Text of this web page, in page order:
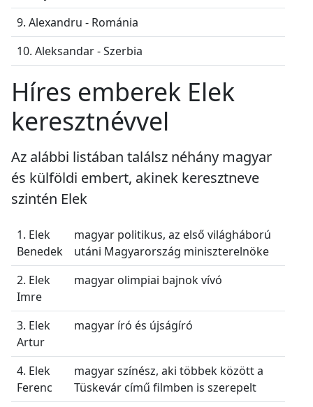
9. Alexandru - Románia
10. Aleksandar - Szerbia
Híres emberek Elek
keresztnévvel
Az alábbi listában találsz néhány magyar
és külföldi embert, akinek keresztneve
szintén Elek
1. Elek
Benedek
magyar politikus, az első világháború
utáni Magyarország miniszterelnöke
2. Elek
Imre
magyar olimpiai bajnok vívó
3. Elek
Artur
magyar író és újságíró
4. Elek
Ferenc
magyar színész, aki többek között a
Tüskevár című filmben is szerepelt